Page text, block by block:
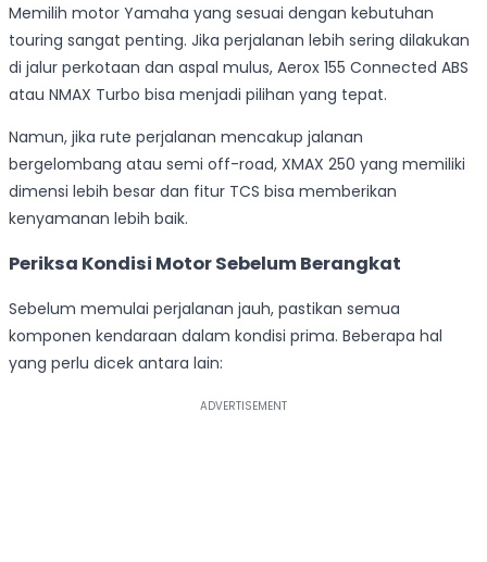
Memilih motor Yamaha yang sesuai dengan kebutuhan
touring sangat penting. Jika perjalanan lebih sering dilakukan
di jalur perkotaan dan aspal mulus, Aerox 155 Connected ABS
atau NMAX Turbo bisa menjadi pilihan yang tepat.
Namun, jika rute perjalanan mencakup jalanan
bergelombang atau semi off-road, XMAX 250 yang memiliki
dimensi lebih besar dan fitur TCS bisa memberikan
kenyamanan lebih baik.
Periksa Kondisi Motor Sebelum Berangkat
Sebelum memulai perjalanan jauh, pastikan semua
komponen kendaraan dalam kondisi prima. Beberapa hal
yang perlu dicek antara lain: